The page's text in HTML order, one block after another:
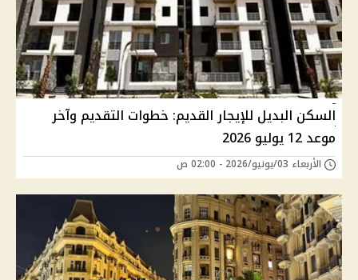
السكن البديل للإيجار القديم: خطوات التقديم وآخر
موعد 12 يوليو 2026
الأربعاء 03/يونيو/2026 - 02:00 ص